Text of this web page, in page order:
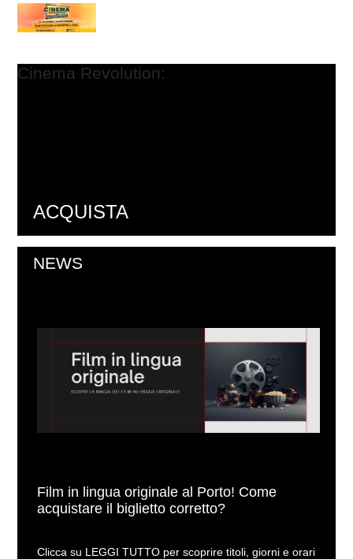
Cinema Revolution:
ACQUISTA
NEWS
Film in lingua originale al Porto! Come
acquistare il biglietto corretto?
Clicca su LEGGI TUTTO per scoprire titoli, giorni e orari